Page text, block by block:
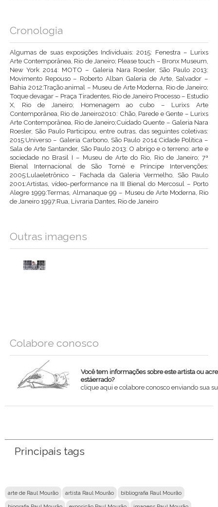
Cronologia
Algumas de suas exposições Individuais: 2015: Fenestra – Lurixs
Arte Contemporânea, Rio de Janeiro; Please touch – Bronx Museum,
New York 2014: MOTO – Galeria Nara Roesler, São Paulo 2013:
Movimento Repouso – Roberto Alban Galeria de Arte, Salvador –
Bahia 2012:Tração animal – Museu de Arte Moderna, Rio de Janeiro;
Toque devagar – Praça Tiradentes, Rio de Janeiro Processo – Estudio
X, Rio de Janeiro; Homenagem ao cubo – Lurixs Arte
Contemporânea, Rio de Janeiro2010: Chão, Parede e Gente – Lurixs
Arte Contemporânea, Rio de Janeiro;Cuidado Quente – Galeria Nara
Roesler, São Paulo Participou, entre outras, das seguintes coletivas:
2015:Universo – Galeria Carbono, São Paulo 2014:Cidade Política –
Sala de Arte Santander, São Paulo 2013: O abrigo e o terreno: arte e
sociedade no Brasil I – Museu de Arte do Rio, Rio de Janeiro; 7ª
Bienal Internacional de São Tomé e Príncipe Intervenções:
2005:Lulaeletrônico – Fachada da Galeria Vermelho, São Paulo
2001:Artistas, vídeo-performance na III Bienal do Mercosul – Porto
Alegre 1999:Termas, Almanaque 99 – Museu de Arte Moderna, Rio
de Janeiro 1997:Rua, Livraria Dantes, Rio de Janeiro
Outras imagens
Colabore conosco
Você tem informações sobre este artista ou
estáerrado?
clique aqui e colabore conosco enviando sua
Principais tags
arte de Raul Mourão artista Raul Mourão bibliografia Raul Mourão